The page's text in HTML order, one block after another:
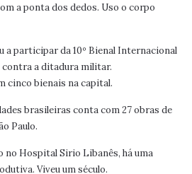
a ponta dos dedos. Uso o corpo
a participar da 10º Bienal Internacional
contra a ditadura militar.
cinco bienais na capital.
brasileiras conta com 27 obras de
Paulo.
no Hospital Sirio Libanês, há uma
Viveu um século.